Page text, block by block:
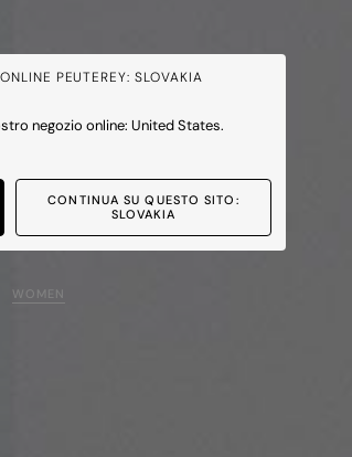
PEUTEREY: SLOVAKIA
negozio online: United States.
CONTINUA SU QUESTO SITO:
SLOVAKIA
2026
WOMEN